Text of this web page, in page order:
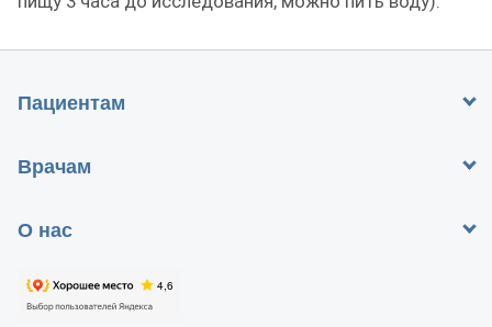
Пациентам
Врачам
О нас